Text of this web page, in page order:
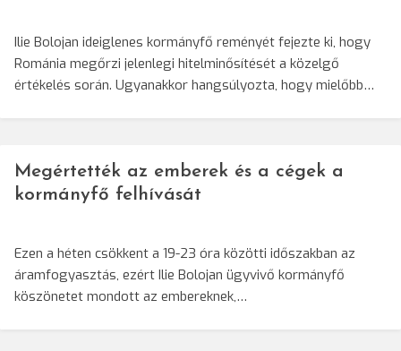
Ilie Bolojan ideiglenes kormányfő reményét fejezte ki, hogy
Románia megőrzi jelenlegi hitelminősítését a közelgő
értékelés során. Ugyanakkor hangsúlyozta, hogy mielőbb…
Megértették az emberek és a cégek a
kormányfő felhívását
Ezen a héten csökkent a 19-23 óra közötti időszakban az
áramfogyasztás, ezért Ilie Bolojan ügyvivő kormányfő
köszönetet mondott az embereknek,…